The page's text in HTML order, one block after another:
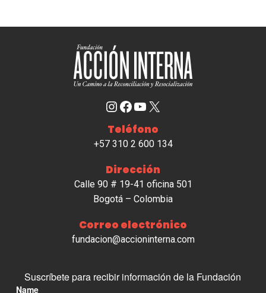
Instagram Facebook YouTube X
Teléfono
+57 310 2 600 134
Dirección
Calle 90 # 19-41 oficina 501
Bogotá – Colombia
Correo electrónico
fundacion@accioninterna.com